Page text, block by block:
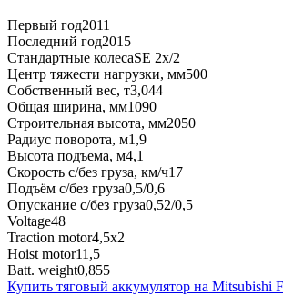
Первый год2011
Последний год2015
Стандартные колесаSE 2x/2
Центр тяжести нагрузки, мм500
Собственный вес, т3,044
Общая ширина, мм1090
Строительная высота, мм2050
Радиус поворота, м1,9
Высота подъема, м4,1
Скорость с/без груза, км/ч17
Подъём с/без груза0,5/0,6
Опускание с/без груза0,52/0,5
Voltage48
Traction motor4,5x2
Hoist motor11,5
Batt. weight0,855
Купить тяговый аккумулятор на Mitsubishi